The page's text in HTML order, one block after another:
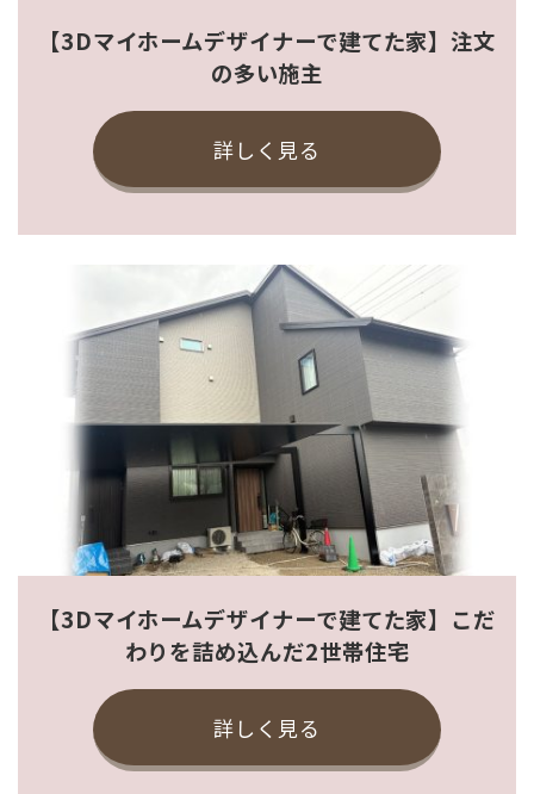
【3Dマイホームデザイナーで建てた家】注文
の多い施主
詳しく見る
【3Dマイホームデザイナーで建てた家】こだ
わりを詰め込んだ2世帯住宅
詳しく見る